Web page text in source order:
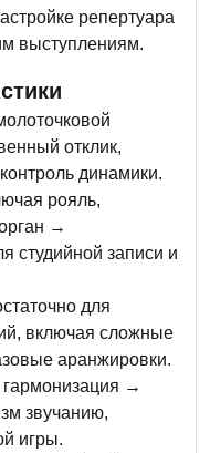
репертуара
выступлениям.
отклик,
динамики.
рояль,
→
студийной записи и
для
включая сложные
аранжировки.
→
звучанию,
игры.